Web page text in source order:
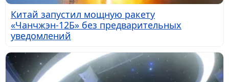
Китай запустил мощную ракету
«Чанчжэн-12Б» без предварительных
уведомлений